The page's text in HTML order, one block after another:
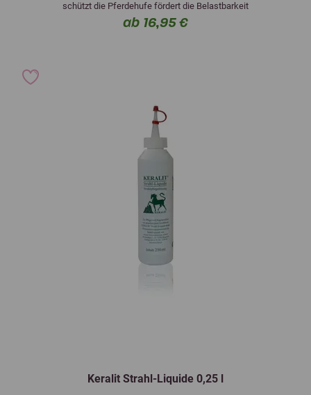
schützt die Pferdehufe fördert die Belastbarkeit
ab 16,95 €
Keralit Strahl-Liquide 0,25 l